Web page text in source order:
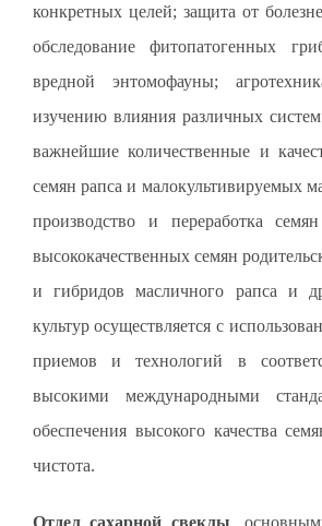
конкретных целей; защита от
обследование фитопатогенных
вредной энтомофауны;
изучению влияния различных
важнейшие количественные и
семян рапса и малокультивируемых
производство и переработка
высококачественных семян
и гибридов масличного рапса и
культур осуществляется с
приемов и технологий в
высокими международными
обеспечения высокого качества
чистота.
Отдел сахарной свеклы,